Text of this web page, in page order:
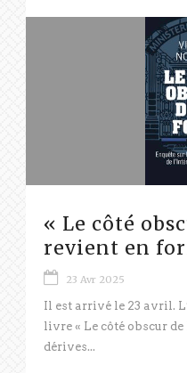
« Le côté
revient en
23 Avr 2025
Il est arrivé le 23 avril.
livre « Le côté obscur
dérives...